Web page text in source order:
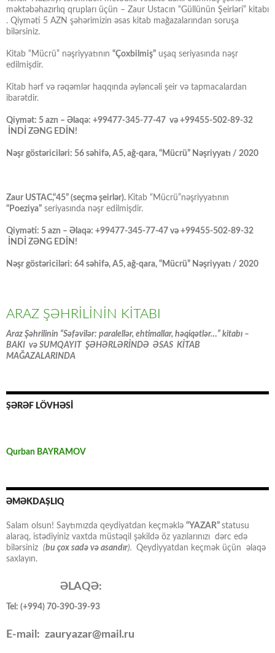
məktəbəhazırlıq qrupları üçün – Zaur Ustacın “Güllünün Şeirləri” kitabı
. Qiyməti 5 AZN şəhərimizin əsas kitab mağazalarından soruşa
bilərsiniz.
Kitab “Mücrü” nəşriyyatının “Çoxbilmiş” uşaq seriyasında nəşr
edilmişdir.
Kitab hərf və rəqəmlər haqqında əyləncəli şeir və tapmacalardan
ibarətdir.
Qiymət: 5 azn – Əlaqə: +99477-345-77-47 və +99455-502-89-32
İNDİ ZƏNG EDİN!
Nəşr göstəriciləri: 56 səhifə, A5, ağ-qara, “Mücrü” Nəşriyyatı / 2020
Zaur USTAC,“45” (seçmə şeirlər). Kitab “Mücrü”nəşriyyatının
“Poeziya” seriyasında nəşr edilmişdir.
Qiyməti: 5 azn – Əlaqə: +99477-345-77-47 və +99455-502-89-32
İNDİ ZƏNG EDİN!
Nəşr göstəriciləri: 64 səhifə, A5, ağ-qara, “Mücrü” Nəşriyyatı / 2020
ARAZ ŞƏHRİLİNİN KİTABI
Araz Şəhrilinin “Səfəvilər: paralellər, ehtimallar, həqiqətlər…” kitabı –
BAKI və SUMQAYIT ŞƏHƏRLƏRİNDƏ ƏSAS KİTAB
MAĞAZALARINDA
ŞƏRƏF LÖVHƏSİ
Qurban BAYRAMOV
ƏMƏKDAŞLIQ
Salam olsun! Saytımızda qeydiyatdan keçməklə “YAZAR” statusu
alaraq, istədiyiniz vaxtda müstəqil şəkildə öz yazılarınızı dərc edə
bilərsiniz (bu çox sadə və asandır). Qeydiyyatdan keçmək üçün əlaqə
saxlayın.
ƏLAQƏ:
Tel: (+994) 70-390-39-93
E-mail: zauryazar@mail.ru